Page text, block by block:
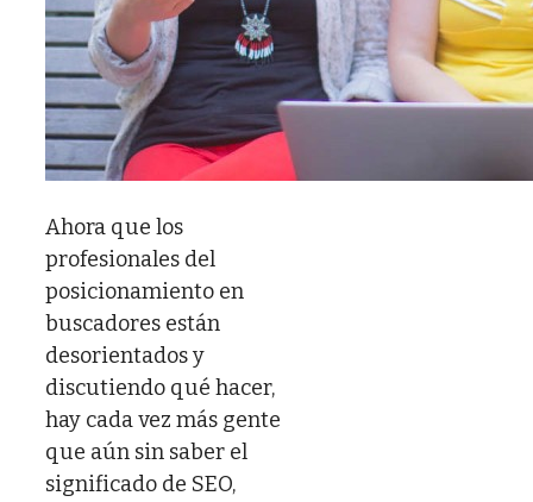
Ahora que los
profesionales del
posicionamiento en
buscadores están
desorientados y
discutiendo qué hacer,
hay cada vez más gente
que aún sin saber el
significado de SEO,